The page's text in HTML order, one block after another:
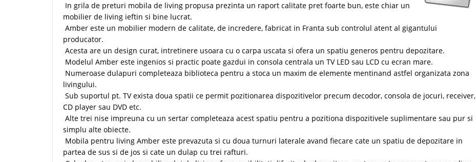
In grila de preturi mobila de living propusa prezinta un raport calitate pret foarte bun, este chiar un
mobilier de living ieftin si bine lucrat.
Amber este un mobilier modern de calitate, de incredere, fabricat in Franta sub controlul atent al gigantului
producator.
Acesta are un design curat, intretinere usoara cu o carpa uscata si ofera un spatiu generos pentru depozitare.
Modelul Amber este ingenios si practic poate gazdui in consola centrala un TV LED sau LCD cu ecran mare.
Numeroase dulapuri completeaza biblioteca pentru a stoca un maxim de elemente mentinand astfel organizata zona
livingului.
Sub suportul pt. TV exista doua spatii ce permit pozitionarea dispozitivelor precum decodor, consola de jocuri, receiver,
CD player sau DVD etc.
Alte trei nise impreuna cu un sertar completeaza acest spatiu pentru a pozitiona dispozitivele suplimentare sau pur si
simplu alte obiecte.
Mobila pentru living Amber este prevazuta si cu doua turnuri laterale avand fiecare cate un spatiu de depozitare in
partea de sus si de jos si cate un dulap cu trei rafturi.